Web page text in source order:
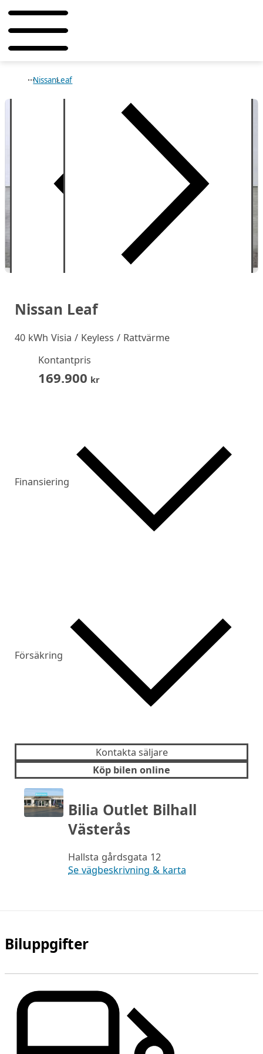
NissanLeaf
Nissan Leaf
40 kWh Visia / Keyless / Rattvärme
Kontantpris
169.900 kr
Finansiering
Försäkring
Kontakta säljare
Köp bilen online
Bilia Outlet Bilhall
Västerås
Hallsta gårdsgata 12
Se vägbeskrivning & karta
Biluppgifter